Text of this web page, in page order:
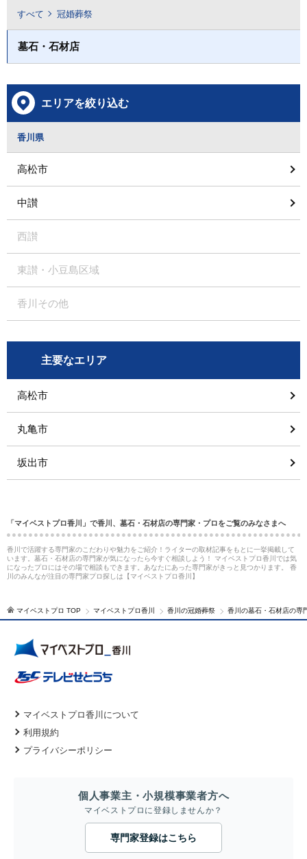
すべて 冠婚葬祭
墓石・石材店
エリアを絞り込む
香川県
高松市
中讃
西讃
東讃・小豆島区域
香川その他
主要なエリア
高松市
丸亀市
坂出市
「マイベストプロ香川」で香川、墓石・石材店の専門家・プロをご覧のみなさまへ
香川で活躍する専門家のこだわりや魅力をご紹介！ライターの取材記事をもとに一挙掲載して
います。墓石・石材店の専門家が気になったら今すぐ相談しよう！ マイベストプロ香川では気
になったプロにはその場で相談もできます。あなたにあった専門家がきっと見つかります。 香
川のみんなが注目の専門家プロ探しは【マイベストプロ香川】
マイベストプロ TOP マイベストプロ香川 香川の冠婚葬祭 香川の墓石・石材店の専
マイベストプロ香川について
利用規約
プライバシーポリシー
個人事業主・小規模事業者方へ
マイベストプロに登録しませんか？
専門家登録はこちら